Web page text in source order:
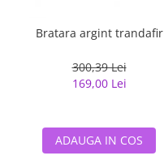
Bratara argint trandafir
300,39 Lei
169,00 Lei
ADAUGA IN COS